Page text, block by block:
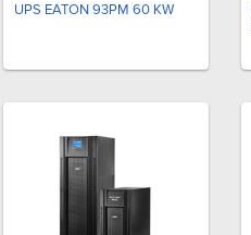
UPS EATON 93PM 60 KW